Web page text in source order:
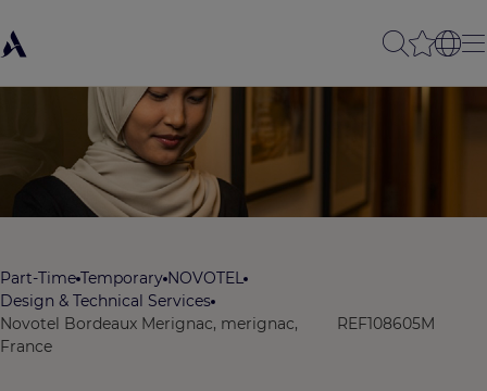
Part-Time Temporary NOVOTEL
Design & Technical Services
Novotel Bordeaux Merignac, merignac,
France
REF108605M